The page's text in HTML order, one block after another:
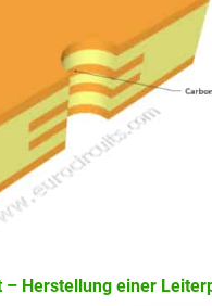
– Herstellung einer